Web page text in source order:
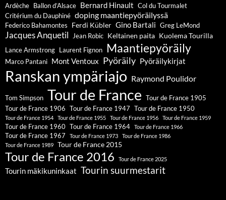
Ardèche Ballon d’Alsace Bernard Hinault Col du Tourmalet
Critérium du Dauphiné doping maantiepyöräilyssä
Federico Bahamontes Ferdi Kübler Gino Bartali Greg LeMond
Jacques Anquetil Jean Robic Keltainen paita Kuolema Tourilla
Lance Armstrong Laurent Fignon Maantiepyöräily
Marco Pantani Mont Ventoux Pyöräily Pyöräilykirjat
Ranskan ympäriajo Raymond Poulidor
Tom Simpson Tour de France Tour de France 1905
Tour de France 1906 Tour de France 1947 Tour de France 1950
Tour de France 1954 Tour de France 1955 Tour de France 1956 Tour de France 1959
Tour de France 1960 Tour de France 1964 Tour de France 1966
Tour de France 1967 Tour de France 1973
Tour de France 1986
Tour de France 1989
Tour de France 2015
Tour de France 2016 Tour de France 2025
Tourin mäkikuninkaat Tourin suurmestarit